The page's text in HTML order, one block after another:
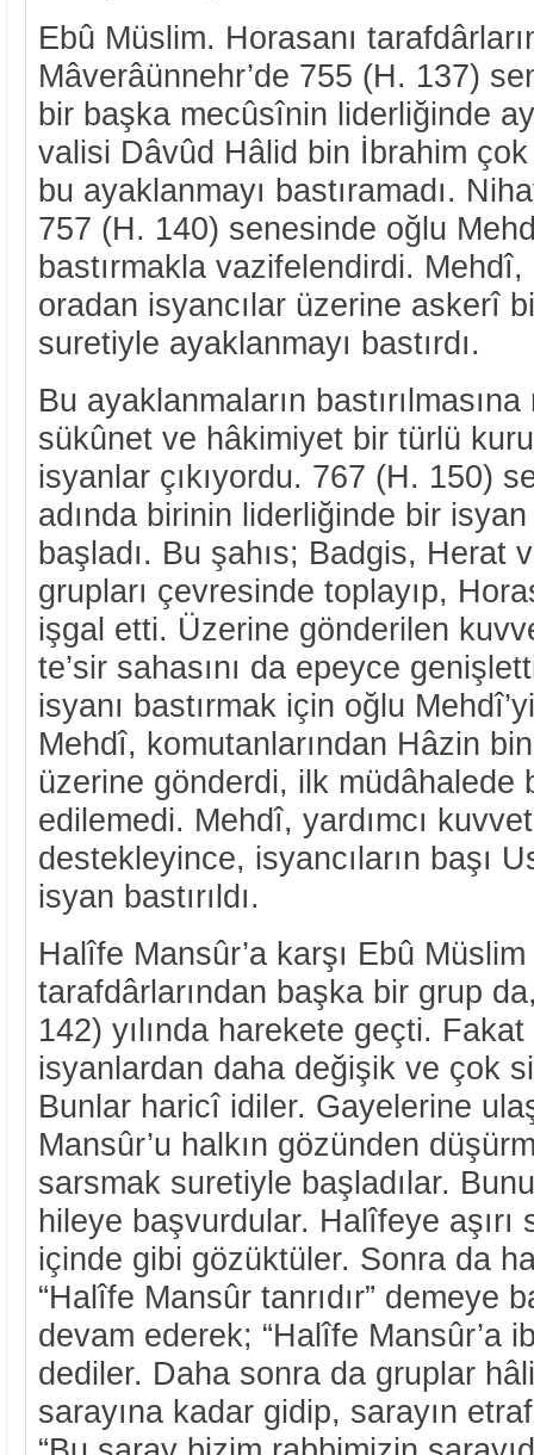
Ebû Müslim. Horasanı
Mâverâünnehr’de 755 (H. 137)
bir başka mecûsînin liderliğinde
valisi Dâvûd Hâlid bin İbrahim
bu ayaklanmayı bastıramadı.
757 (H. 140) senesinde oğlu
bastırmakla vazifelendirdi. Mehdî,
oradan isyancılar üzerine askerî
suretiyle ayaklanmayı bastırdı.
Bu ayaklanmaların
sükûnet ve hâkimiyet bir türlü
isyanlar çıkıyordu. 767 (H. 150)
adında birinin liderliğinde bir
başladı. Bu şahıs; Badgis, Herat
grupları çevresinde toplayıp,
işgal etti. Üzerine gönderilen
te’sir sahasını da epeyce
isyanı bastırmak için oğlu
Mehdî, komutanlarından Hâzin
üzerine gönderdi, ilk müdâhalede
edilemedi. Mehdî, yardımcı
destekleyince, isyancıların başı
isyan bastırıldı.
Halîfe Mansûr’a karşı Ebû
tarafdârlarından başka bir grup
142) yılında harekete geçti.
isyanlardan daha değişik ve çok
Bunlar haricî idiler. Gayelerine
Mansûr’u halkın gözünden
sarsmak suretiyle başladılar.
hileye başvurdular. Halîfeye aşırı
içinde gibi gözüktüler. Sonra da
“Halîfe Mansûr tanrıdır” demeye
devam ederek; “Halîfe Mansûr’a
dediler. Daha sonra da gruplar
sarayına kadar gidip, sarayın